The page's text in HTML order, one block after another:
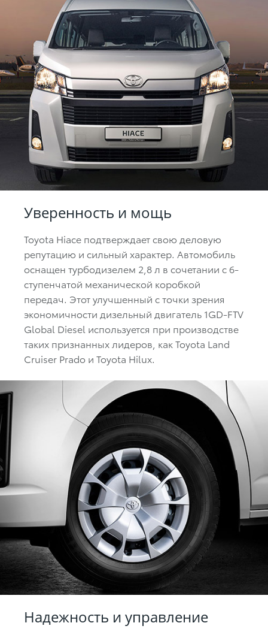
Уверенность и мощь
Toyota Hiace подтверждает свою деловую
репутацию и сильный характер. Автомобиль
оснащен турбодизелем 2,8 л в сочетании с 6-
ступенчатой механической коробкой
передач. Этот улучшенный с точки зрения
экономичности дизельный двигатель 1GD-FTV
Global Diesel используется при производстве
таких признанных лидеров, как Toyota Land
Cruiser Prado и Toyota Hilux.
Надежность и управление